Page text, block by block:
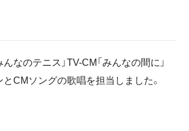
なのテニス」TV-CM「みんなの間に」
とCMソングの歌唱を担当しました。